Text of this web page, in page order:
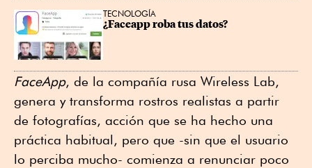
TECNOLOGÍA
¿Faceapp roba tus datos?
FaceApp, de la compañía rusa Wireless Lab,
genera y transforma rostros realistas a partir
de fotografías, acción que se ha hecho una
práctica habitual, pero que -sin que el usuario
lo perciba mucho- comienza a renunciar poco